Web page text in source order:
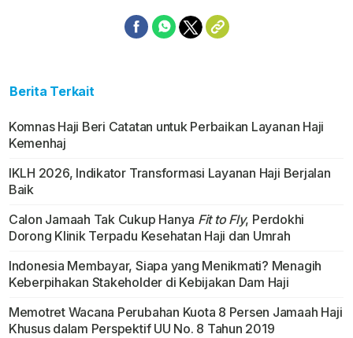
Berita Terkait
Komnas Haji Beri Catatan untuk Perbaikan Layanan Haji
Kemenhaj
IKLH 2026, Indikator Transformasi Layanan Haji Berjalan
Baik
Calon Jamaah Tak Cukup Hanya Fit to Fly, Perdokhi
Dorong Klinik Terpadu Kesehatan Haji dan Umrah
Indonesia Membayar, Siapa yang Menikmati? Menagih
Keberpihakan Stakeholder di Kebijakan Dam Haji
Memotret Wacana Perubahan Kuota 8 Persen Jamaah Haji
Khusus dalam Perspektif UU No. 8 Tahun 2019